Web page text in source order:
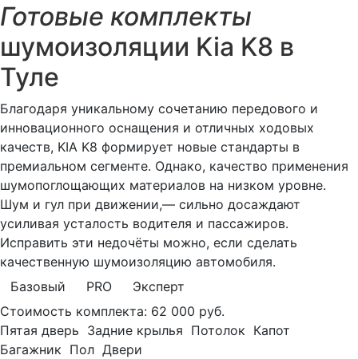
Готовые комплекты
шумоизоляции Kia K8 в
Туле
Благодаря уникальному сочетанию передового и
инновационного оснащения и отличных ходовых
качеств, KIA K8 формирует новые стандарты в
премиальном сегменте. Однако, качество применения
шумопоглощающих материалов на низком уровне.
Шум и гул при движении,— сильно досаждают
усиливая усталость водителя и пассажиров.
Исправить эти недочёты можно, если сделать
качественную шумоизоляцию автомобиля.
Базовый
PRO
Эксперт
Стоимость комплекта: 62 000 руб.
Пятая дверь Задние крылья Потолок Капот
Багажник Пол Двери